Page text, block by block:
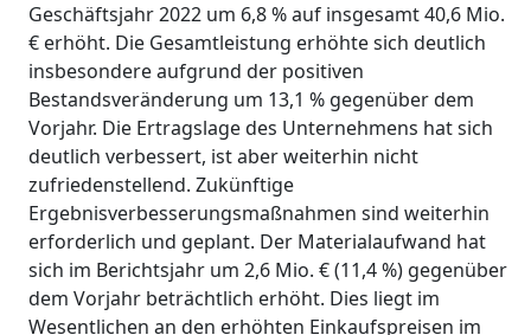
Geschäftsjahr 2022 um 6,8 % auf insgesamt 40,6 Mio.
€ erhöht. Die Gesamtleistung erhöhte sich deutlich
insbesondere aufgrund der positiven
Bestandsveränderung um 13,1 % gegenüber dem
Vorjahr. Die Ertragslage des Unternehmens hat sich
deutlich verbessert, ist aber weiterhin nicht
zufriedenstellend. Zukünftige
Ergebnisverbesserungsmaßnahmen sind weiterhin
erforderlich und geplant. Der Materialaufwand hat
sich im Berichtsjahr um 2,6 Mio. € (11,4 %) gegenüber
dem Vorjahr beträchtlich erhöht. Dies liegt im
Wesentlichen an den erhöhten Einkaufspreisen im